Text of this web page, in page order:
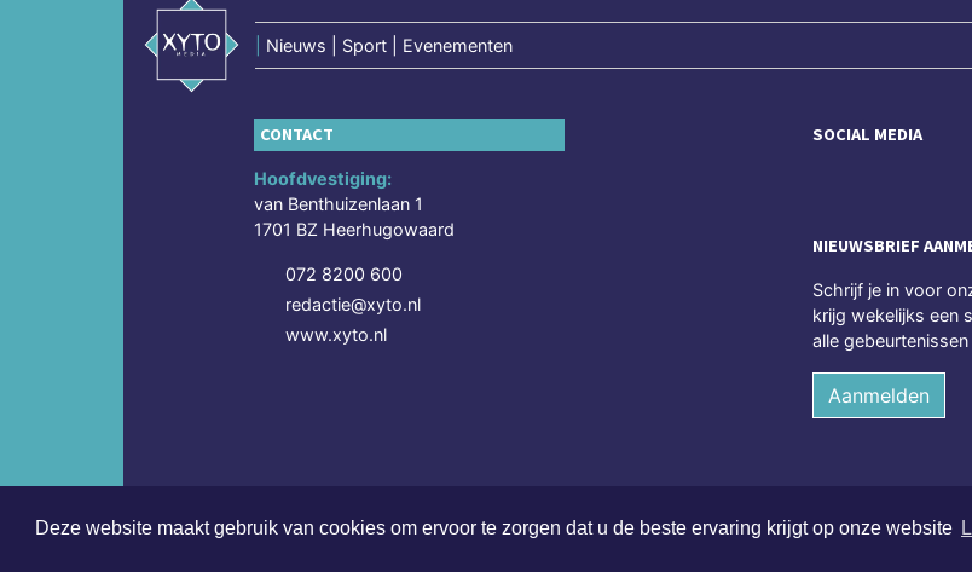
Deze website maakt gebruik van cookies om ervoor te zorgen dat u de beste ervaring krijgt op onze website
Nieuws | Sport | Evenementen
CONTACT
Hoofdvestiging:
van Benthuizenlaan 1
1701 BZ Heerhugowaard
072 8200 600
redactie@xyto.nl
www.xyto.nl
SOCIAL MEDIA
NIEUWSBRIEF
Schrijf je in voor
krijg wekelijks een
alle
Aanmelden
Copyright (c) 2026 | Stedebroecsdagblad.nl - Alle rechten voorbehouden